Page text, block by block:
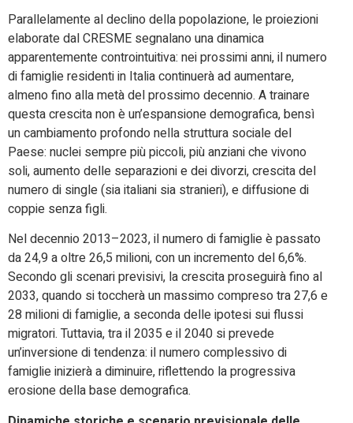
Parallelamente al declino della popolazione, le proiezioni
elaborate dal CRESME segnalano una dinamica
apparentemente controintuitiva: nei prossimi anni, il numero
di famiglie residenti in Italia continuerà ad aumentare,
almeno fino alla metà del prossimo decennio. A trainare
questa crescita non è un’espansione demografica, bensì
un cambiamento profondo nella struttura sociale del
Paese: nuclei sempre più piccoli, più anziani che vivono
soli, aumento delle separazioni e dei divorzi, crescita del
numero di single (sia italiani sia stranieri), e diffusione di
coppie senza figli.
Nel decennio 2013–2023, il numero di famiglie è passato
da 24,9 a oltre 26,5 milioni, con un incremento del 6,6%.
Secondo gli scenari previsivi, la crescita proseguirà fino al
2033, quando si toccherà un massimo compreso tra 27,6 e
28 milioni di famiglie, a seconda delle ipotesi sui flussi
migratori. Tuttavia, tra il 2035 e il 2040 si prevede
un’inversione di tendenza: il numero complessivo di
famiglie inizierà a diminuire, riflettendo la progressiva
erosione della base demografica.